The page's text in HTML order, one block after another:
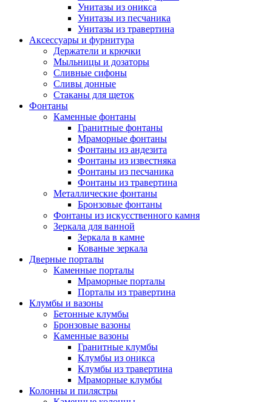
Унитазы из оникса
Унитазы из песчаника
Унитазы из травертина
Аксессуары и фурнитура
Держатели и крючки
Мыльницы и дозаторы
Сливные сифоны
Сливы донные
Стаканы для щеток
Фонтаны
Каменные фонтаны
Гранитные фонтаны
Мраморные фонтаны
Фонтаны из андезита
Фонтаны из известняка
Фонтаны из песчаника
Фонтаны из травертина
Металлические фонтаны
Бронзовые фонтаны
Фонтаны из искусственного камня
Зеркала для ванной
Зеркала в камне
Кованые зеркала
Дверные порталы
Каменные порталы
Мраморные порталы
Порталы из травертина
Клумбы и вазоны
Бетонные клумбы
Бронзовые вазоны
Каменные вазоны
Гранитные клумбы
Клумбы из оникса
Клумбы из травертина
Мраморные клумбы
Колонны и пилястры